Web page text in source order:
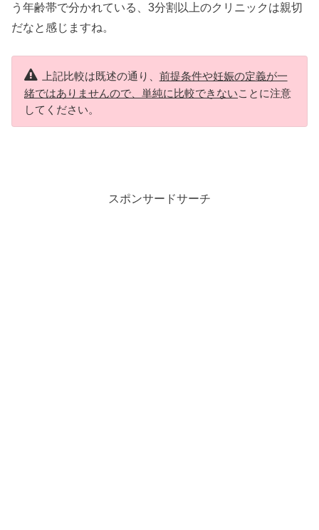
う年齢帯で分かれている、3分割以上のクリニックは親切
だなと感じますね。
上記比較は既述の通り、 前提条件や妊娠の定義が一
緒ではありませんので、単純に比較できないことに注意
してください。
スポンサードサーチ